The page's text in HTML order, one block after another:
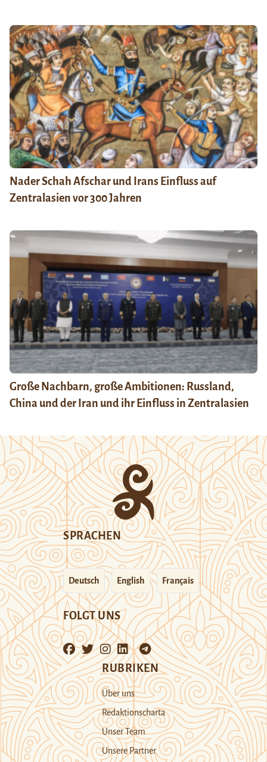
Nader Schah Afschar und Irans Einfluss auf
Zentralasien vor 300 Jahren
Große Nachbarn, große Ambitionen: Russland,
China und der Iran und ihr Einfluss in Zentralasien
SPRACHEN
Deutsch English Français
FOLGT UNS
RUBRIKEN
Über uns
Redaktionscharta
Unser Team
Unsere Partner